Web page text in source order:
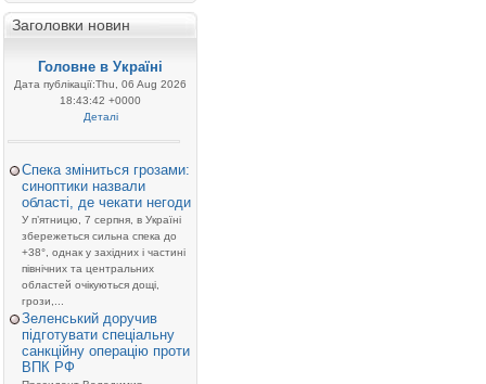
Заголовки новин
Головне в Україні
Дата публікації:Thu, 06 Aug 2026
18:43:42 +0000
Деталі
Спека зміниться грозами:
синоптики назвали
області, де чекати негоди
У п’ятницю, 7 серпня, в Україні
збережеться сильна спека до
+38°, однак у західних і частині
північних та центральних
областей очікуються дощі,
грози,...
Зеленський доручив
підготувати спеціальну
санкційну операцію проти
ВПК РФ